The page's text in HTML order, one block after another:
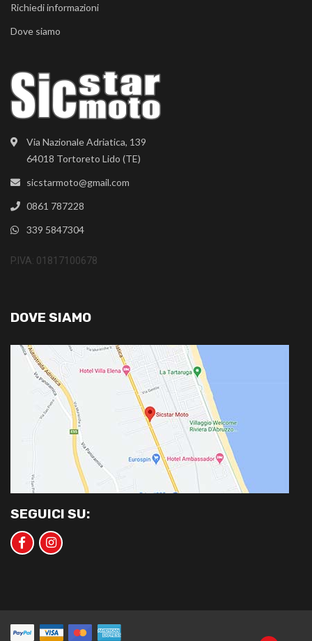
Via Nazionale Adriatica, 139
64018 Tortoreto Lido (TE)
sicstarmoto@gmail.com
0861 787228
339 5847304
P.IVA: 01817100678
Richiedi informazioni
Dove siamo
DOVE SIAMO
SEGUICI SU: